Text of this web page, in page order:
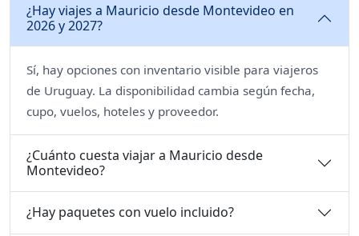
¿Hay viajes a Mauricio desde Montevideo en
2026 y 2027?
Sí, hay opciones con inventario visible para viajeros
de Uruguay. La disponibilidad cambia según fecha,
cupo, vuelos, hoteles y proveedor.
¿Cuánto cuesta viajar a Mauricio desde
Montevideo?
¿Hay paquetes con vuelo incluido?